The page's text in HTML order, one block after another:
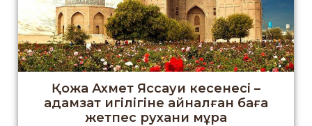
Қожа Ахмет Яссауи кесенесі –
адамзат игілігіне айналған баға
жетпес рухани мұра